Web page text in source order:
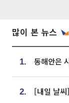
많이 본 뉴스
1.
2.